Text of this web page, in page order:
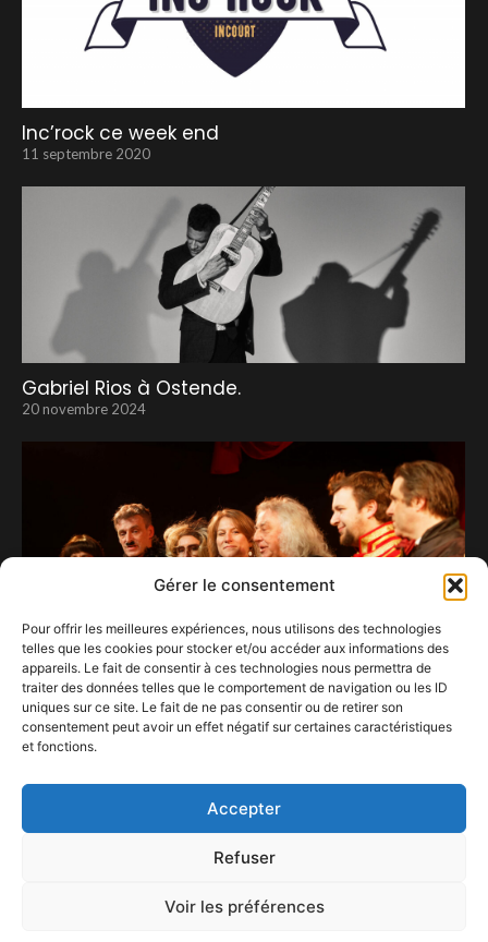
Gérer le consentement
Pour offrir les meilleures expériences, nous utilisons des technologies
telles que les cookies pour stocker et/ou accéder aux informations des
appareils. Le fait de consentir à ces technologies nous permettra de
traiter des données telles que le comportement de navigation ou les ID
uniques sur ce site. Le fait de ne pas consentir ou de retirer son
consentement peut avoir un effet négatif sur certaines caractéristiques
et fonctions.
Accepter
Refuser
Voir les préférences
Inc’rock ce week end
11 septembre 2020
Gabriel Rios à Ostende.
20 novembre 2024
12 avril 2023